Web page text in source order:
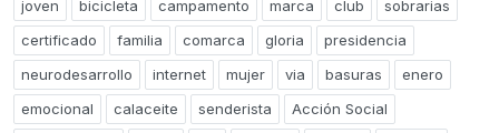
joven
bicicleta campamento marca club
sobrarias
certificado
familia comarca gloria
presidencia
neurodesarrollo
internet mujer via basuras
enero
emocional
calaceite senderista
Acción Social